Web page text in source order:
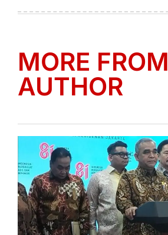
MORE FROM
AUTHOR